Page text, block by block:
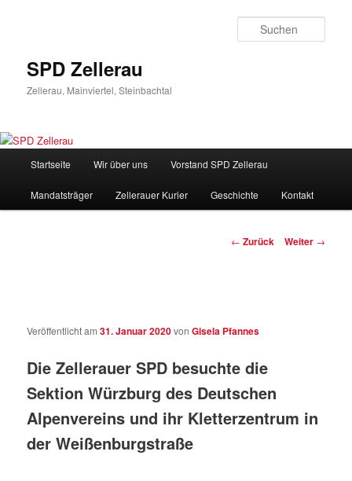
SPD Zellerau
Zellerau, Mainviertel, Steinbachtal
Startseite Wir über uns Vorstand SPD Zellerau
Mandatsträger Zellerauer Kurier Geschichte Kontakt
Beitragsnavigation
← Zurück Weiter →
Veröffentlicht am31. Januar 2020vonGisela Pfannes
Die Zellerauer SPD besuchte die
Sektion Würzburg des Deutschen
Alpenvereins und ihr Kletterzentrum in
der Weißenburgstraße